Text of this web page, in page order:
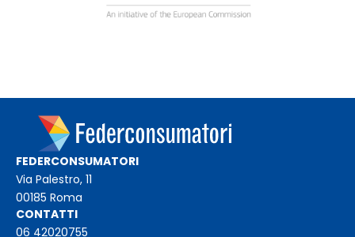
FEDERCONSUMATORI
Via Palestro, 11
00185 Roma
CONTATTI
06 42020755